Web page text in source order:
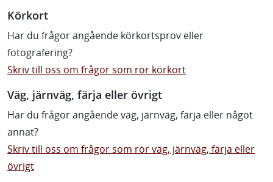
Körkort
Har du frågor angående körkortsprov eller
fotografering?
Skriv till oss om frågor som rör körkort
Väg, järnväg, färja eller övrigt
Har du frågor angående väg, järnväg, färja eller något
annat?
Skriv till oss om frågor som rör väg, järnväg, färja eller
övrigt